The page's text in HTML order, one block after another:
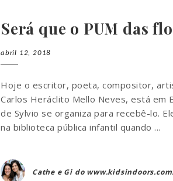
Será que o PUM das
abril 12, 2018
Hoje o escritor, poeta, compositor,
Carlos Heráclito Mello Neves, está em
de Sylvio se organiza para recebê-lo.
na biblioteca pública infantil quando ...
Cathe e Gi do